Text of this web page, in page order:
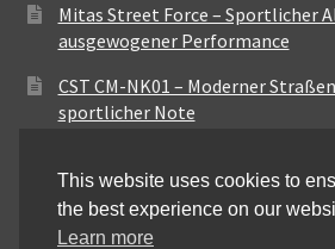
Mitas Street Force – Sportlicher
ausgewogener Performance
CST CM-NK01 – Moderner
sportlicher Note
Maxxis MA-ST3 –
für vielseitige Einsätze
Pirelli City Demon –
This website uses cookies to
the best experience on our
Learn more